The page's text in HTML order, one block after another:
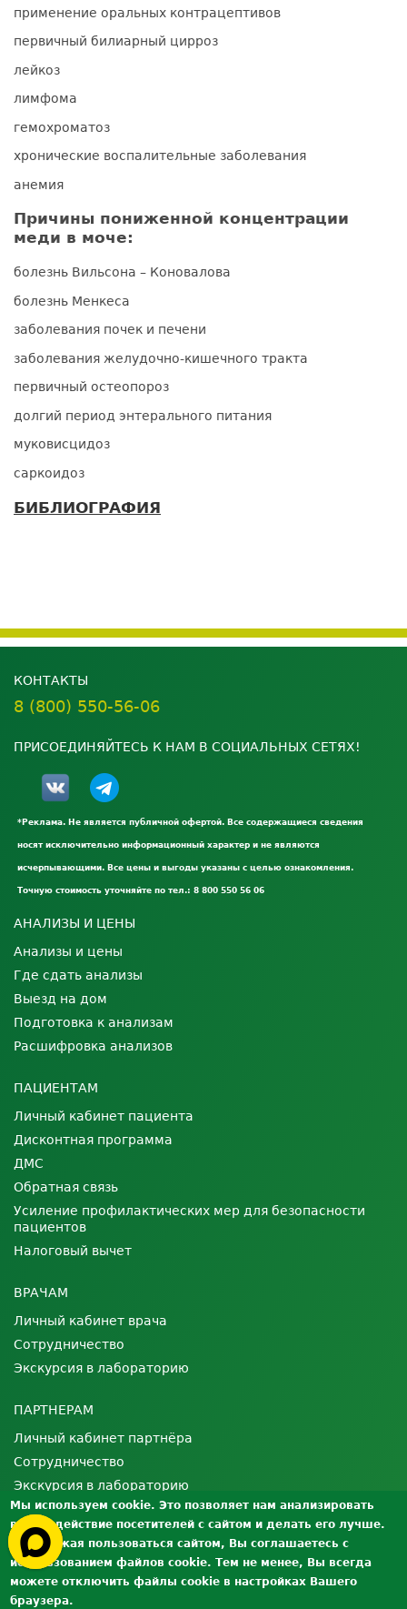
применение оральных контрацептивов
первичный билиарный цирроз
лейкоз
лимфома
гемохроматоз
хронические воспалительные заболевания
анемия
Причины пониженной концентрации
меди в моче:
болезнь Вильсона – Коновалова
болезнь Менкеса
заболевания почек и печени
заболевания желудочно-кишечного тракта
первичный остеопороз
долгий период энтерального питания
муковисцидоз
саркоидоз
БИБЛИОГРАФИЯ
КОНТАКТЫ
8 (800) 550-56-06
ПРИСОЕДИНЯЙТЕСЬ К НАМ В СОЦИАЛЬНЫХ СЕТЯХ!
*Реклама. Не является публичной офертой. Все содержащиеся сведения
носят исключительно информационный характер и не являются
исчерпывающими. Все цены и выгоды указаны с целью ознакомления.
Точную стоимость уточняйте по тел.: 8 800 550 56 06
АНАЛИЗЫ И ЦЕНЫ
Анализы и цены
Где сдать анализы
Выезд на дом
Подготовка к анализам
Расшифровка анализов
ПАЦИЕНТАМ
Личный кабинет пациента
Дисконтная программа
ДМС
Обратная связь
Усиление профилактических мер для безопасности
пациентов
Налоговый вычет
ВРАЧАМ
Личный кабинет врача
Сотрудничество
Экскурсия в лабораторию
ПАРТНЕРАМ
Личный кабинет партнёра
Сотрудничество
Экскурсия в лабораторию
О ЛАБОРАТОРИИ
Лицензии и сертификаты
Контроль качества
Вакансии
Мы используем cookie. Это позволяет нам анализировать
взаимодействие посетителей с сайтом и делать его лучше.
Продолжая пользоваться сайтом, Вы соглашаетесь с
использованием файлов cookie. Тем не менее, Вы всегда
можете отключить файлы cookie в настройках Вашего
браузера.